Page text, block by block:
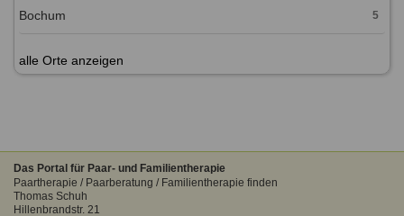
Bochum 5
alle Orte anzeigen
Das Portal für Paar- und Familientherapie
Paartherapie / Paarberatung / Familientherapie finden
Thomas Schuh
Hillenbrandstr. 21